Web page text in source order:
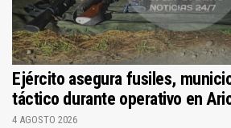
Ejército asegura fusiles,
táctico durante operativo en
4 AGOSTO 2026